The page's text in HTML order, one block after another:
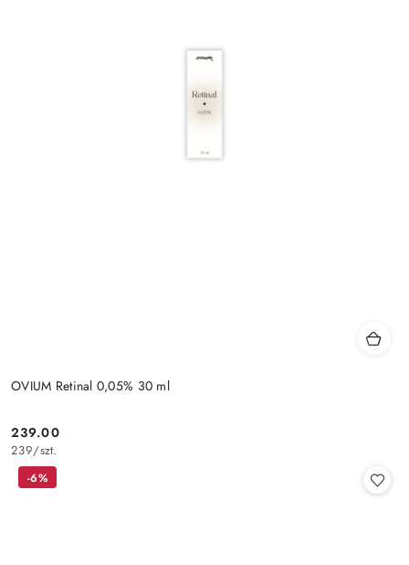
OVIUM Retinal 0,05% 30 ml
Cena:
239.00
239/szt.
-6%